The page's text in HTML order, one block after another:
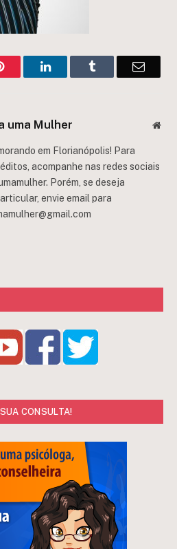
Pinterest LinkedInTumblr Email
uma Mulher
em Florianópolis! Para
acompanhe nas redes sociais
Porém, se deseja
envie email para
CONSULTA!